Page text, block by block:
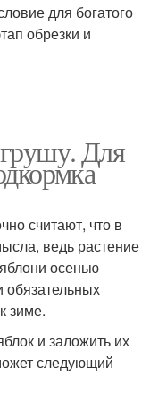
для богатого
обрезки и
Для
считают, что в
ведь растение
осенью
обязательных
зиме.
и заложить их
следующий